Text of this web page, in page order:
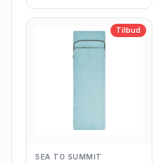
Tilbud
SEA TO SUMMIT